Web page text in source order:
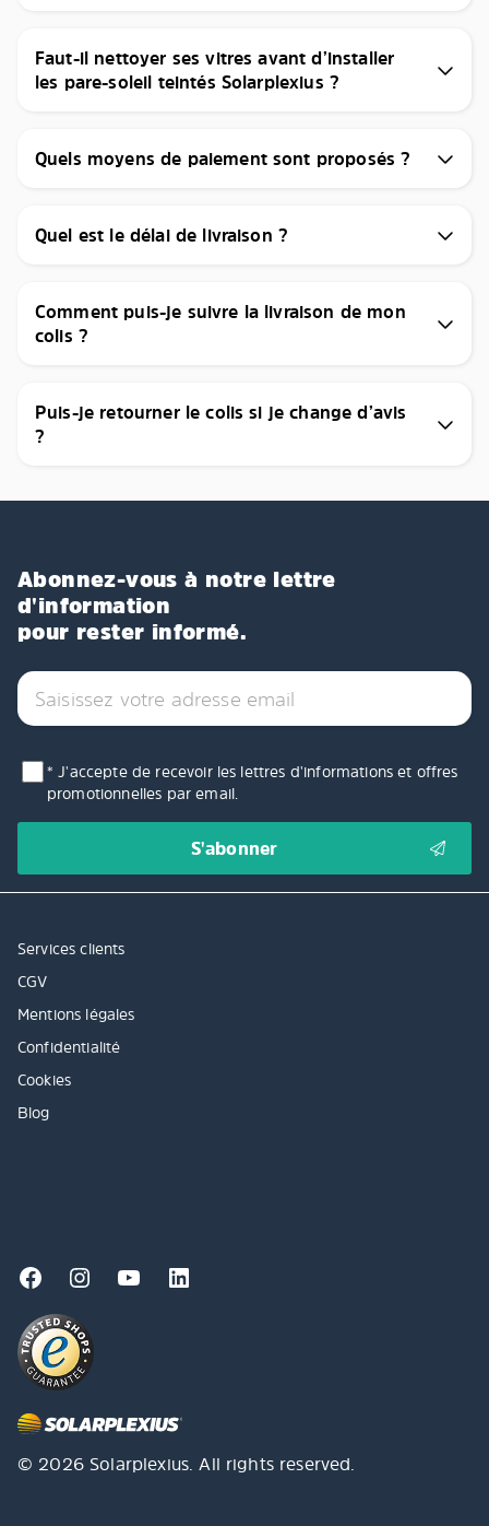
Faut-il nettoyer ses vitres avant d’installer
les pare-soleil teintés Solarplexius ?
Quels moyens de paiement sont proposés ?
Quel est le délai de livraison ?
Comment puis-je suivre la livraison de mon
colis ?
Puis-je retourner le colis si je change d’avis
?
Abonnez-vous à notre lettre
d'information
pour rester informé.
* J'accepte de recevoir les lettres d'informations et offres
promotionnelles par email.
Services clients
CGV
Mentions légales
Confidentialité
Cookies
Blog
© 2026 Solarplexius. All rights reserved.